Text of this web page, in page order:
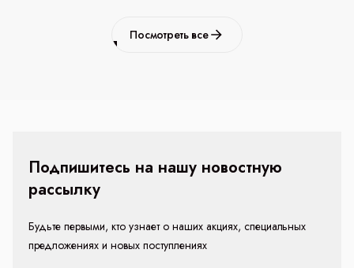
Посмотреть все
Подпишитесь на нашу новостную
рассылку
Будьте первыми, кто узнает о наших акциях, специальных
предложениях и новых поступлениях